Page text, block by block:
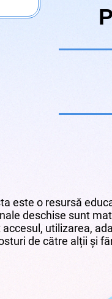
este o resursă
deschise sunt
utilizarea,
de către alții și